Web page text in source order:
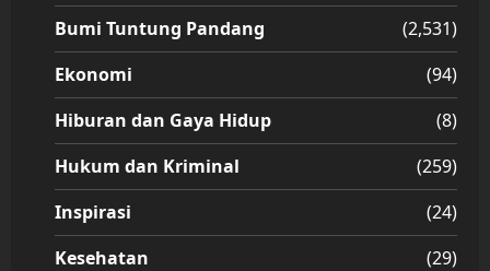
Bumi Tuntung Pandang
(2,531)
Ekonomi
(94)
Hiburan dan Gaya Hidup
(8)
Hukum dan Kriminal
(259)
Inspirasi
(24)
Kesehatan
(29)